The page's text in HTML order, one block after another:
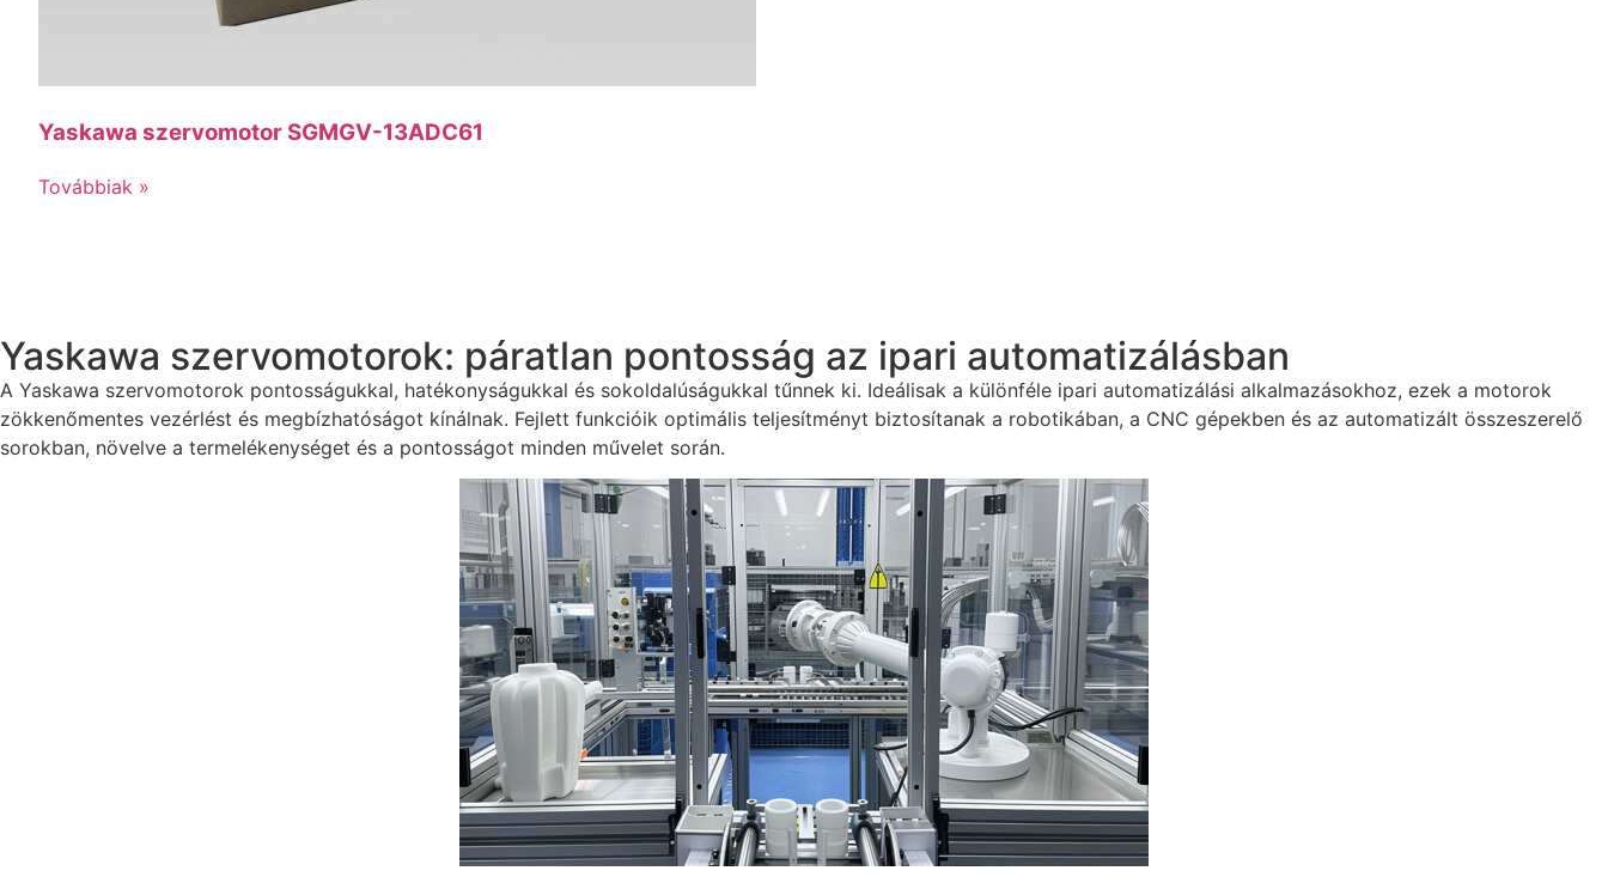
Yaskawa szervomotor SGMGV-13ADC61
Továbbiak »
Yaskawa szervomotorok: páratlan pontosság az ipari automatizálásban
A Yaskawa szervomotorok pontosságukkal, hatékonyságukkal és sokoldalúságukkal tűnnek ki. Ideálisak a különféle ipari automatizálási alkalmazásokhoz, ezek a motorok
zökkenőmentes vezérlést és megbízhatóságot kínálnak. Fejlett funkcióik optimális teljesítményt biztosítanak a robotikában, a CNC gépekben és az automatizált összeszerelő
sorokban, növelve a termelékenységet és a pontosságot minden művelet során.